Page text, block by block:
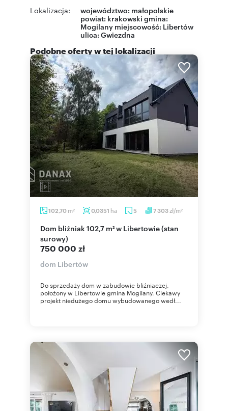
Lokalizacja: województwo: małopolskie
powiat: krakowski gmina:
Mogilany miejscowość: Libertów
ulica: Gwiezdna
Podobne oferty w tej lokalizacji
102,70 m2 0,0351 ha 5 7 303zł/m2
Dom bliźniak 102,7 m² w Libertowie (stan
surowy)
750 000 zł
dom Libertów
Do sprzedaży dom w zabudowie bliźniaczej,
położony w Libertowie gmina Mogilany. Ciekawy
projekt niedużego domu wybudowanego wedł...